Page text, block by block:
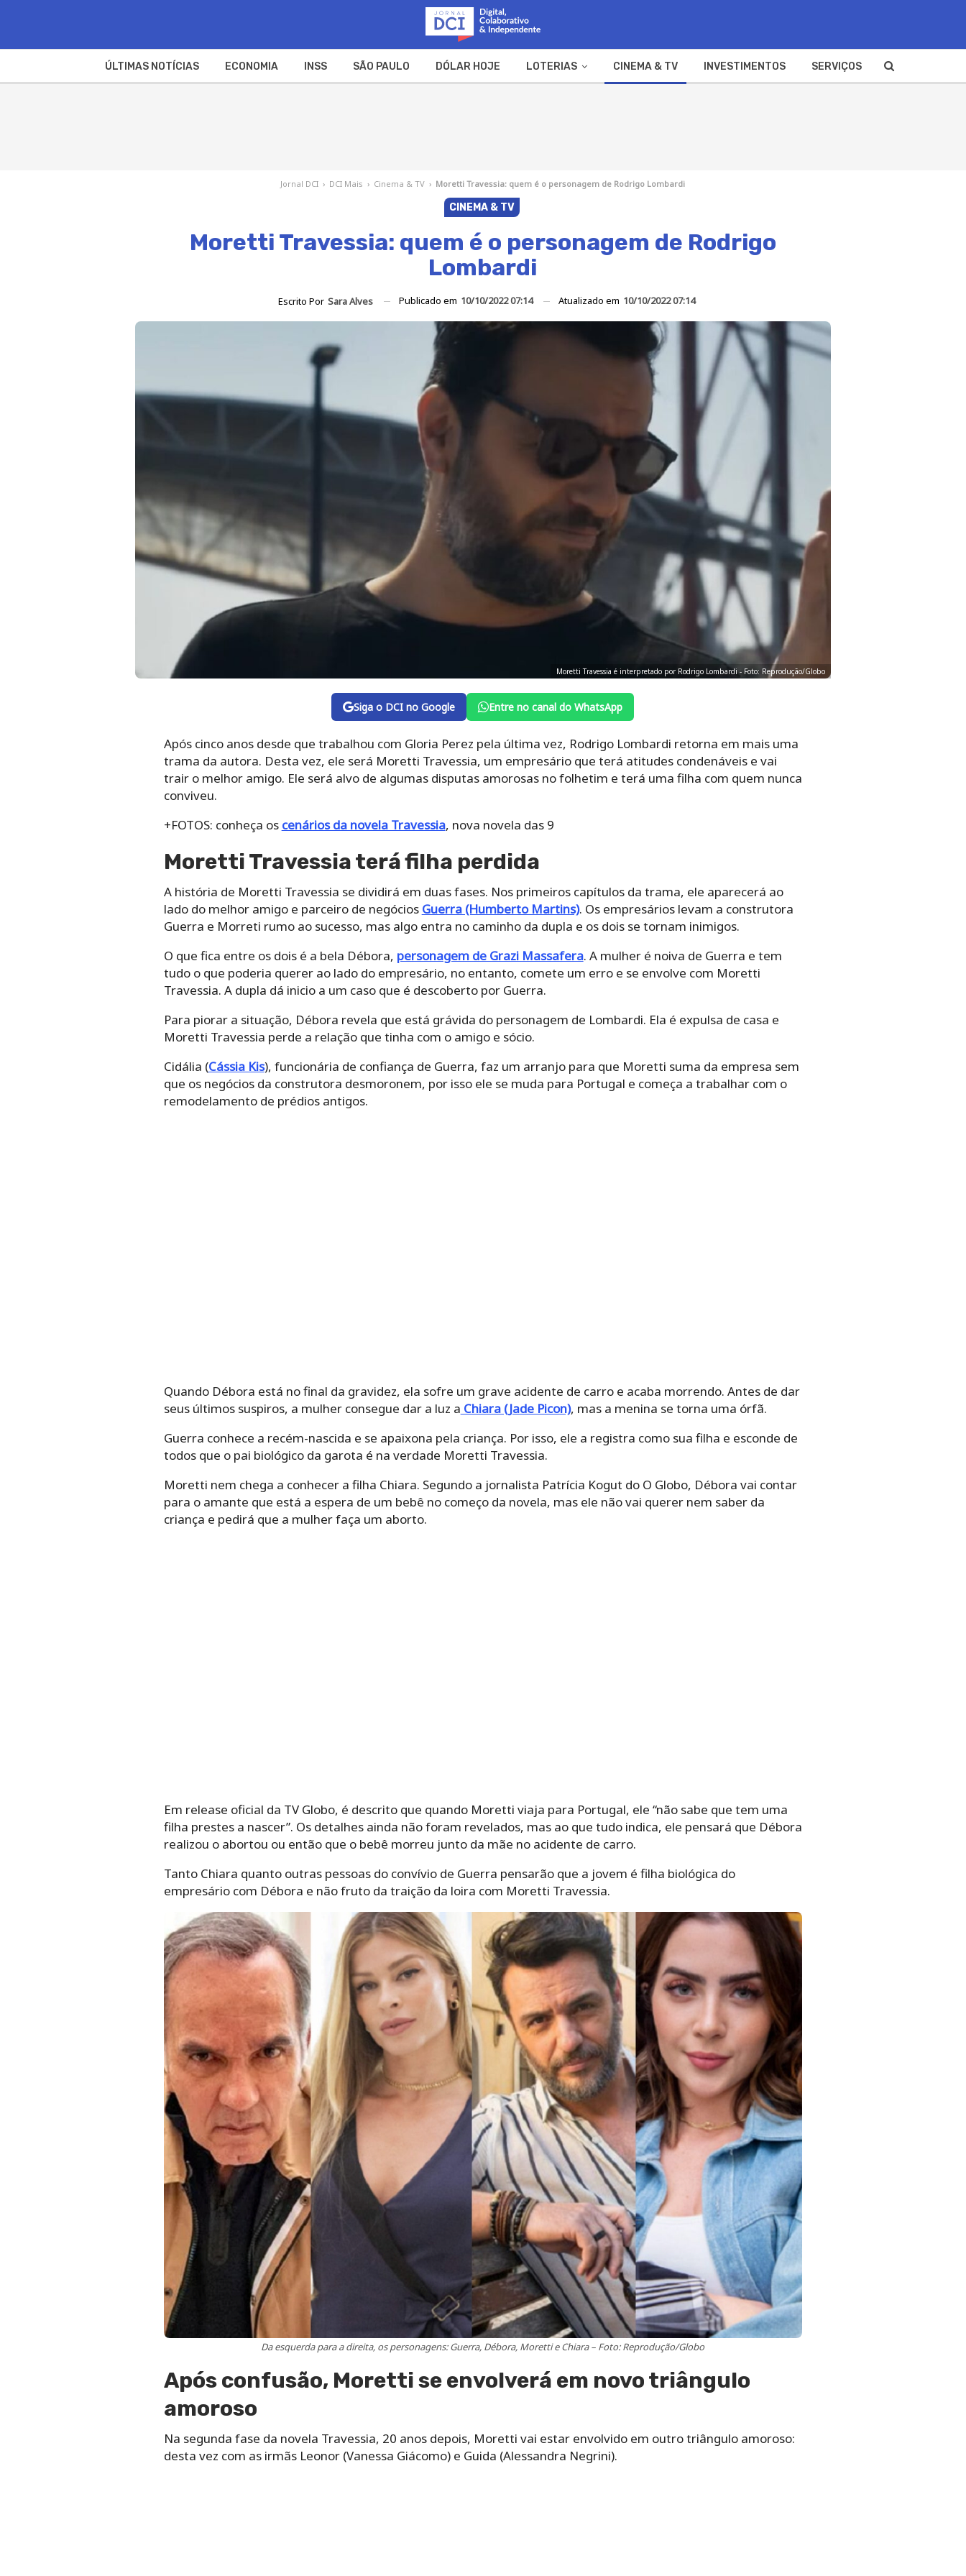
ÚLTIMAS NOTÍCIAS ECONOMIA INSS SÃO PAULO DÓLAR HOJE LOTERIAS CINEMA & TV INVESTIMENTOS SERVIÇOS
Jornal DCI › DCI Mais › Cinema & TV › Moretti Travessia: quem é o personagem de Rodrigo Lombardi
CINEMA & TV
Moretti Travessia: quem é o personagem de Rodrigo
Lombardi
Escrito Por Sara Alves Publicado em 10/10/2022 07:14 Atualizado em 10/10/2022 07:14
Moretti Travessia é interpretado por Rodrigo Lombardi - Foto: Reprodução/Globo
Siga o DCI no Google Entre no canal do WhatsApp
Após cinco anos desde que trabalhou com Gloria Perez pela última vez, Rodrigo Lombardi retorna em mais uma
trama da autora. Desta vez, ele será Moretti Travessia, um empresário que terá atitudes condenáveis e vai
trair o melhor amigo. Ele será alvo de algumas disputas amorosas no folhetim e terá uma filha com quem nunca
conviveu.
+FOTOS: conheça os cenários da novela Travessia, nova novela das 9
Moretti Travessia terá filha perdida
A história de Moretti Travessia se dividirá em duas fases. Nos primeiros capítulos da trama, ele aparecerá ao
lado do melhor amigo e parceiro de negócios Guerra (Humberto Martins). Os empresários levam a construtora
Guerra e Morreti rumo ao sucesso, mas algo entra no caminho da dupla e os dois se tornam inimigos.
O que fica entre os dois é a bela Débora, personagem de Grazi Massafera. A mulher é noiva de Guerra e tem
tudo o que poderia querer ao lado do empresário, no entanto, comete um erro e se envolve com Moretti
Travessia. A dupla dá inicio a um caso que é descoberto por Guerra.
Para piorar a situação, Débora revela que está grávida do personagem de Lombardi. Ela é expulsa de casa e
Moretti Travessia perde a relação que tinha com o amigo e sócio.
Cidália (Cássia Kis), funcionária de confiança de Guerra, faz um arranjo para que Moretti suma da empresa sem
que os negócios da construtora desmoronem, por isso ele se muda para Portugal e começa a trabalhar com o
remodelamento de prédios antigos.
Quando Débora está no final da gravidez, ela sofre um grave acidente de carro e acaba morrendo. Antes de dar
seus últimos suspiros, a mulher consegue dar a luz a Chiara (Jade Picon), mas a menina se torna uma órfã.
Guerra conhece a recém-nascida e se apaixona pela criança. Por isso, ele a registra como sua filha e esconde de
todos que o pai biológico da garota é na verdade Moretti Travessia.
Moretti nem chega a conhecer a filha Chiara. Segundo a jornalista Patrícia Kogut do O Globo, Débora vai contar
para o amante que está a espera de um bebê no começo da novela, mas ele não vai querer nem saber da
criança e pedirá que a mulher faça um aborto.
Em release oficial da TV Globo, é descrito que quando Moretti viaja para Portugal, ele “não sabe que tem uma
filha prestes a nascer”. Os detalhes ainda não foram revelados, mas ao que tudo indica, ele pensará que Débora
realizou o abortou ou então que o bebê morreu junto da mãe no acidente de carro.
Tanto Chiara quanto outras pessoas do convívio de Guerra pensarão que a jovem é filha biológica do
empresário com Débora e não fruto da traição da loira com Moretti Travessia.
Da esquerda para a direita, os personagens: Guerra, Débora, Moretti e Chiara – Foto: Reprodução/Globo
Após confusão, Moretti se envolverá em novo triângulo
amoroso
Na segunda fase da novela Travessia, 20 anos depois, Moretti vai estar envolvido em outro triângulo amoroso:
desta vez com as irmãs Leonor (Vanessa Giácomo) e Guida (Alessandra Negrini).